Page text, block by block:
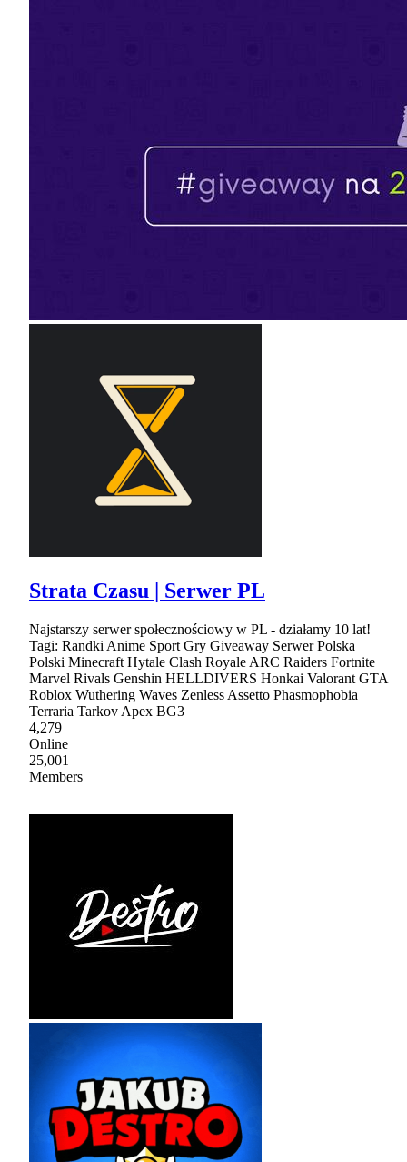
Strata Czasu | Serwer PL
Najstarszy serwer społecznościowy w PL - działamy 10 lat!
Tagi: Randki Anime Sport Gry Giveaway Serwer Polska
Polski Minecraft Hytale Clash Royale ARC Raiders Fortnite
Marvel Rivals Genshin HELLDIVERS Honkai Valorant GTA
Roblox Wuthering Waves Zenless Assetto Phasmophobia
Terraria Tarkov Apex BG3
4,279
Online
25,001
Members